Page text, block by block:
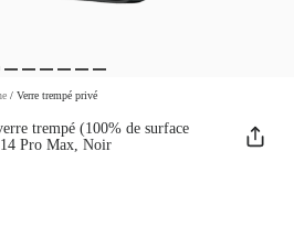
/ Verre trempé privé
trempé (100% de surface
Pro Max, Noir